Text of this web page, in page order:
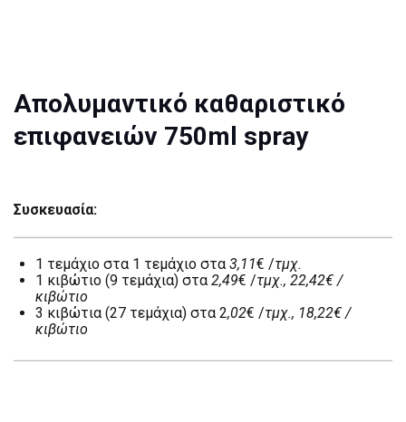
Aπολυμαντικό καθαριστικό
επιφανειών 750ml spray
Συσκευασία:
1 τεμάχιο στα 1 τεμάχιο στα 3,11€ /τμχ.
1 κιβώτιο (9 τεμάχια) στα 2,49€ /τμχ., 22,42€ /
κιβώτιο
3 κιβώτια (27 τεμάχια) στα 2,02€ /τμχ., 18,22€ /
κιβώτιο